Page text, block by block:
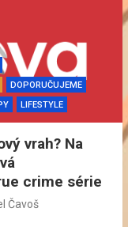
DOPORUČUJEME
LIFESTYLE
vrah? Na
crime série
Čavoš